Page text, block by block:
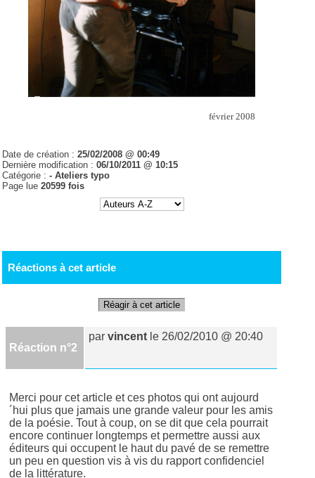
février 2008
Date de création :25/02/2008 @ 00:49
Dernière modification :06/10/2011 @ 10:15
Catégorie :-Ateliers typo
Page lue20599 fois
Réactions à cet article
Réagir à cet article
Réaction n°2
parvincent le 26/02/2010 @ 20:40
Merci pour cet article et ces photos qui ont aujourd
´hui plus que jamais une grande valeur pour les amis
de la poésie. Tout à coup, on se dit que cela pourrait
encore continuer longtemps et permettre aussi aux
éditeurs qui occupent le haut du pavé de se remettre
un peu en question vis à vis du rapport confidenciel
de la littérature.